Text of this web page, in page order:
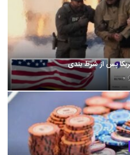
پس از شرط بندی
۰